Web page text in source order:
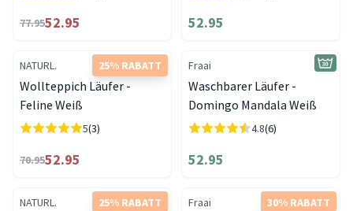
77.9552.95 52.95
25% RABATT
NATURL.
Wollteppich Läufer -
Feline Weiß
5(3)
70.9552.95
Fraai
Waschbarer Läufer -
Domingo Mandala Weiß
4.8(6)
52.95
25% RABATT
NATURL. 30% RABATT
Fraai